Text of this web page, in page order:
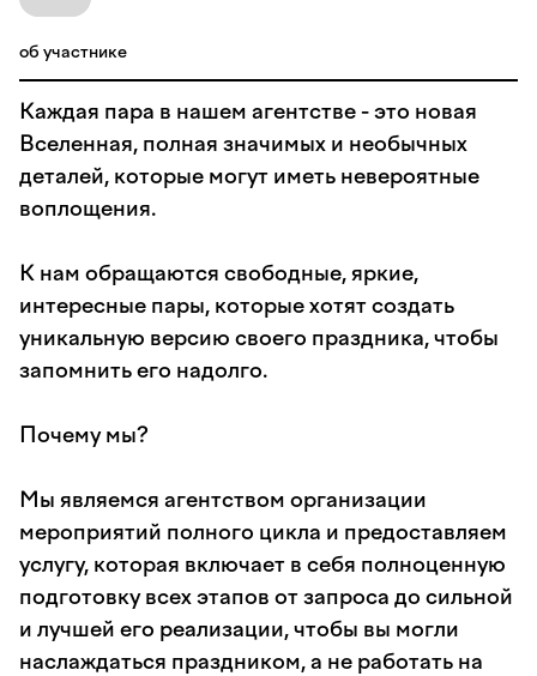
об участнике
Каждая пара в нашем агентстве - это новая
Вселенная, полная значимых и необычных
деталей, которые могут иметь невероятные
воплощения.
К нам обращаются свободные, яркие,
интересные пары, которые хотят создать
уникальную версию своего праздника, чтобы
запомнить его надолго.
Почему мы?
Мы являемся агентством организации
мероприятий полного цикла и предоставляем
услугу, которая включает в себя полноценную
подготовку всех этапов от запроса до сильной
и лучшей его реализации, чтобы вы могли
наслаждаться праздником, а не работать на